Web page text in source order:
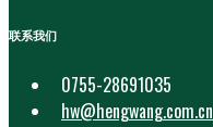
联系我们
0755-28691035
hw@hengwang.com.cn